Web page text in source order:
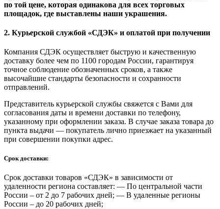
по той цене, которая одинакова для всех торговых
площадок, где выставлены наши украшения.
2. Курьерской службой «СДЭК» и оплатой при получении
Компания СДЭК осуществляет быструю и качественную
доставку более чем по 1100 городам России, гарантируя
точное соблюдение обозначенных сроков, а также
высочайшие стандарты безопасности и сохранности
отправлений.
Представитель курьерской службы свяжется с Вами для
согласования даты и времени доставки по телефону,
указанному при оформлении заказа. В случае заказа товара до
пункта выдачи — покупатель лично приезжает на указанный
при совершении покупки адрес.
Срок доставки:
Срок доставки товаров «СДЭК» в зависимости от
удаленности региона составляет: — По центральной части
России – от 2 до 7 рабочих дней; — В удаленные регионы
России – до 20 рабочих дней;